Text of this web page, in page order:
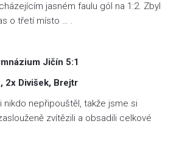
jasném faulu gól na 1:2. Zbyl
o třetí místo … .
Jičín 5:1
2x Divišek, Brejtr
nikdo nepřipouštěl, takže jsme si
zvítězili a obsadili celkové